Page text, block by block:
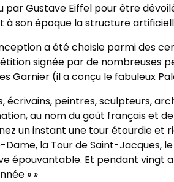
par Gustave Eiffel pour être
à son époque la structure
a été choisie parmi des
signée par de nombreuses
Garnier (il a conçu le fabuleux
écrivains, peintres, sculpteurs,
au nom du goût français et
un instant une tour étourdie et
Dame, la Tour de Saint-Jacques,
épouvantable. Et pendant vingt
» »